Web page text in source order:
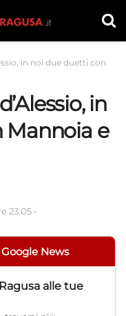
in noi due duetti con
in
Mannoia e
23:05 -
News
alle tue